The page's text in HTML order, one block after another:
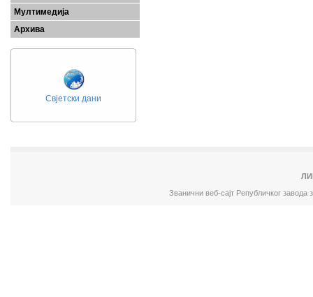
Мултимедија
Архива
Свјетски дани
Званични веб-сајт Републичког